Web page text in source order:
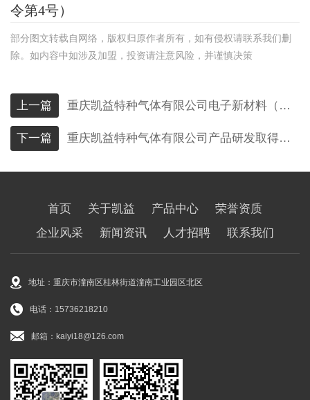
令第4号）
部分图文转载自网络，版权归原作者所有，如有侵权请联系我们删
除。如内容中如涉及加盟，投资请注意风险，并谨慎决策
上一篇 重庆凯益特种气体有限公司电子新材料（特种气体材料）产业基地项目 环境影响报告书征求意见稿公示
下一篇 重庆凯益特种气体有限公司产品研发取得新成果
首页 关于凯益 产品中心
荣誉资质
企业风采
新闻资讯 人才招聘 联系我们
地址：重庆市潼南区桂林街道潼南工业园区北区
电话：15736218210
邮箱：kaiyi18@126.com